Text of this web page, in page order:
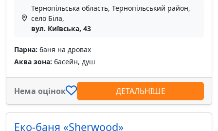
Тернопільська область, Тернопільський район,
село Біла,
вул. Київська, 43
Парна: баня на дровах
Аква зона: басейн, душ
Нема оцінок ДЕТАЛЬНІШЕ
Еко-баня «Sherwood»